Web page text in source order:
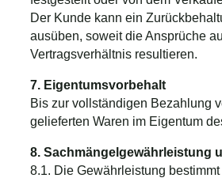
Der Kunde kann ein
ausüben, soweit die Ansprüche
Vertragsverhältnis resultieren.
7. Eigentumsvorbehalt
Bis zur vollständigen Bezahlung
gelieferten Waren im Eigentum
8. Sachmängelgewährleistung
8.1. Die Gewährleistung